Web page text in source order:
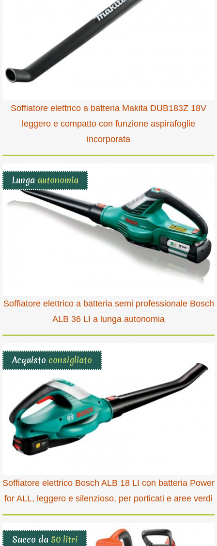
Soffiatore elettrico a batteria Makita DUB183Z 18V
leggero e compatto con funzione aspirafoglie
incorporata
Lunga autonomia
Soffiatore elettrico a batteria semi professionale Bosch
ALB 36 LI a lunga autonomia
Acquisto consigliato
Soffiatore elettrico Bosch ALB 18 LI con batteria Power
for ALL, leggero e silenzioso, per porticati e aree verdi
Sacco da 50 litri